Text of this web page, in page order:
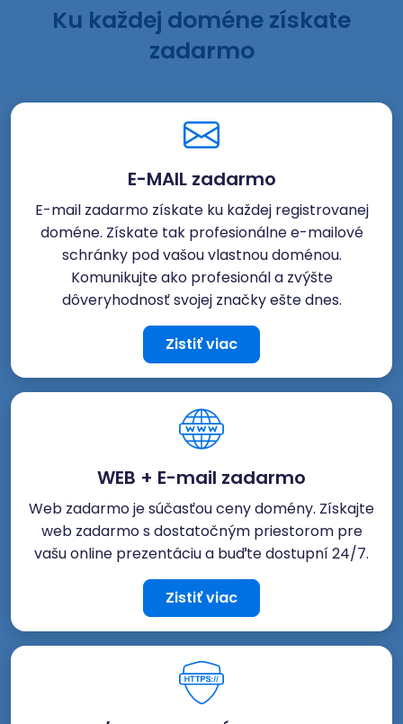
Ku každej doméne získate
zadarmo
E-MAIL zadarmo
E-mail zadarmo získate ku každej registrovanej
doméne. Získate tak profesionálne e-mailové
schránky pod vašou vlastnou doménou.
Komunikujte ako profesionál a zvýšte
dôveryhodnosť svojej značky ešte dnes.
Zistiť viac
WEB + E-mail zadarmo
Web zadarmo je súčasťou ceny domény. Získajte
web zadarmo s dostatočným priestorom pre
vašu online prezentáciu a buďte dostupní 24/7.
Zistiť viac